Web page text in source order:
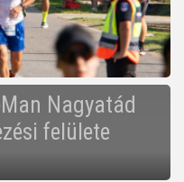
Nagyatád
felülete